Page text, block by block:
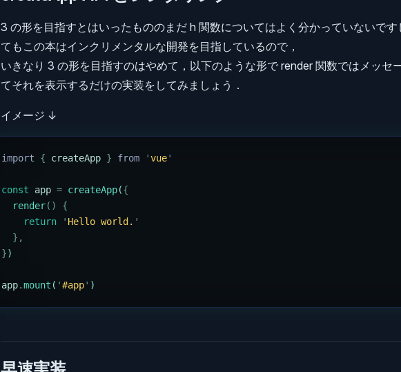
3 の形を目指すとはいったもののまだ h 関数についてはよく分かっていないです
てもこの本はインクリメンタルな開発を目指しているので，
いきなり 3 の形を目指すのはやめて，以下のような形で render 関数ではメッセ
てそれを表示するだけの実装をしてみましょう．
イメージ ↓
import { createApp } from 'vue'
const app = createApp({
  render
()
{
    return
' Hello world. '
  },
})
app.mount ( '#app' )